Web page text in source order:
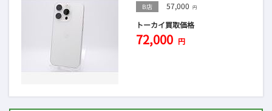
B店 57,000 円
トーカイ買取価格
72,000 円